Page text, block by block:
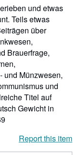
starsund etwas
Teils etwas
über
Brauerfrage,
und Münzwesen,
und
Titel auf
Gewicht in
Report this item